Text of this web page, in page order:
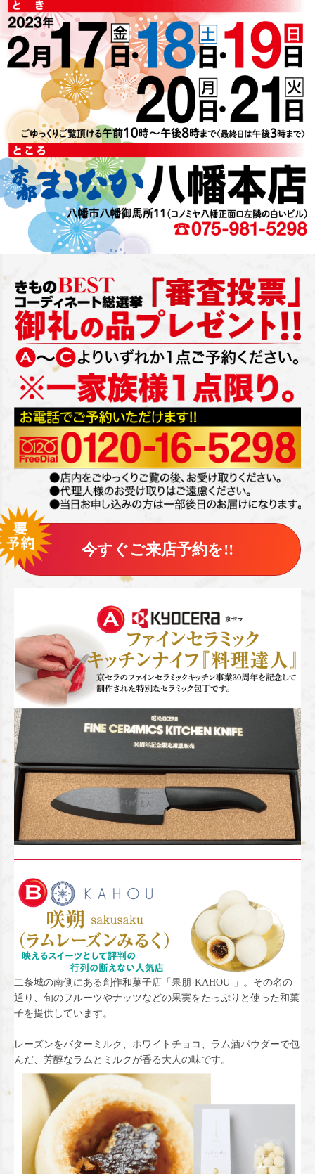
今すぐご来店予約を!!
二条城の南側にある創作和菓子店「果朋-KAHOU-」。その名の
通り、旬のフルーツやナッツなどの果実をたっぷりと使った和菓
子を提供しています。
レーズンをバターミルク、ホワイトチョコ、ラム酒パウダーで包
んだ、芳醇なラムとミルクが香る大人の味です。